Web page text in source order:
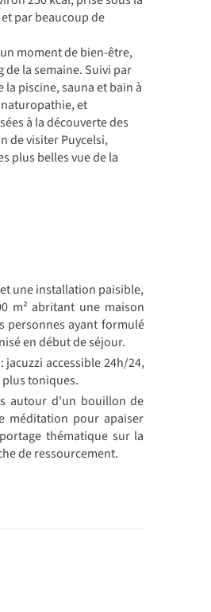
par beaucoup de
moment de bien-être,
la semaine. Suivi par
piscine, sauna et bain à
et
à la découverte des
de visiter Puycelsi,
plus belles vue de la
une installation paisible,
m² abritant une maison
personnes ayant formulé
en début de séjour.
accessible 24h/24,
toniques.
autour d'un bouillon de
méditation pour apaiser
thématique sur la
de ressourcement.